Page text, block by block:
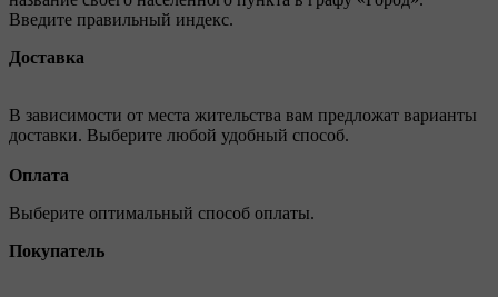
Введите правильный индекс.
Доставка
В зависимости от места жительства вам предложат варианты
доставки. Выберите любой удобный способ.
Оплата
Выберите оптимальный способ оплаты.
Покупатель